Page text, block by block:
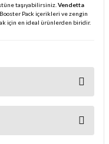
taşıyabilirsiniz. Vendetta
Booster Pack içerikleri ve zengin
için en ideal ürünlerden biridir.